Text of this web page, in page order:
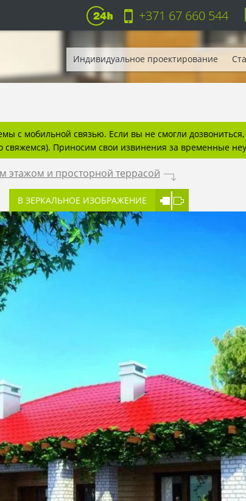
+371 67 660 544
Индивидуальное проектирование
с мобильной связью. Если вы не смогли
свяжемся). Приносим свои извинения за временные
этажом и просторной террасой .
В ЗЕРКАЛЬНОЕ ИЗОБРАЖЕНИЕ